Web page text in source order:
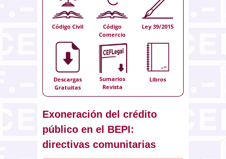
Código Civil
Código
Comercio
Ley 39/2015
Descargas
Gratuitas
Sumarios
Revista
Libros
Exoneración del crédito
público en el BEPI:
directivas comunitarias